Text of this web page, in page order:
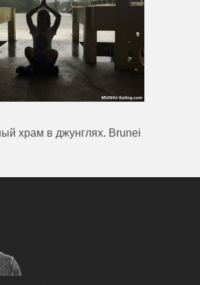
храм в джунглях. Brunei